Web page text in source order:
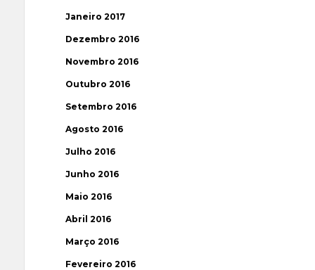
Janeiro 2017
Dezembro 2016
Novembro 2016
Outubro 2016
Setembro 2016
Agosto 2016
Julho 2016
Junho 2016
Maio 2016
Abril 2016
Março 2016
Fevereiro 2016